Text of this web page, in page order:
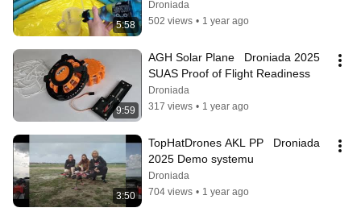
5:58
Droniada
502 views • 1 year ago
9:59
AGH Solar Plane   Droniada 2025
SUAS Proof of Flight Readiness
Droniada
317 views • 1 year ago
3:50
TopHatDrones AKL PP   Droniada
2025 Demo systemu
Droniada
704 views • 1 year ago